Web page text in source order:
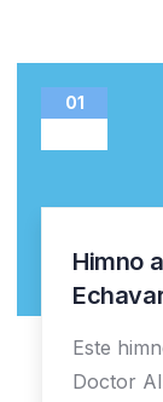
01
Himno
Este
Doctor